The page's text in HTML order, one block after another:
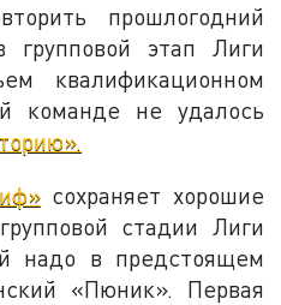
прошлогодний
групповой этап Лиги
квалификационном
команде не удалось
сохраняет хорошие
стадии Лиги
надо в предстоящем
«Пюник». Первая